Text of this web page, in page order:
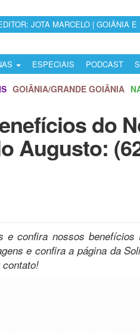
JOTA MARCELO | GOIÂNIA
ESPECIAIS PODCAST
GOIÂNIA/GRANDE GOIÂNIA
do
Augusto:
confira nossos benefícios
e confira a página da